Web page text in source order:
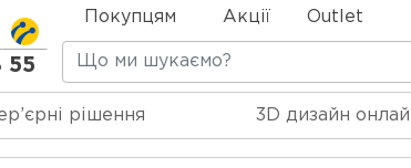
Покупцям Акції Outlet
55
рішення 3D дизайн